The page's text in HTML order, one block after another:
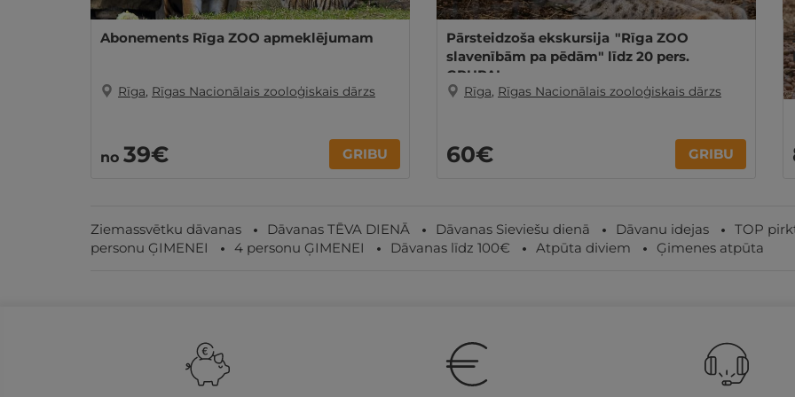
Abonements Rīga ZOO apmeklējumam
Rīga, Rīgas Nacionālais zooloģiskais dārzs
no 39€ GRIBU
Pārsteidzoša ekskursija "Rīga ZOO
slavenībām pa pēdām" līdz 20 pers.
GRUPAI
Rīga, Rīgas Nacionālais zooloģiskais dārzs
60€ GRIBU
Ziemassvētku dāvanas Dāvanas TĒVA DIENĀ Dāvanas Sieviešu dienā Dāvanu idejas TOP
personu ĢIMENEI
4 personu ĢIMENEI Dāvanas līdz 100€ Atpūta diviem Ģimenes atpūta